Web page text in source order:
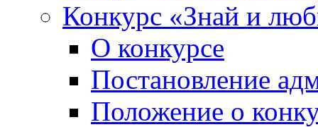
Конкурс «Знай и
О конкурсе
Постановление
Положение о